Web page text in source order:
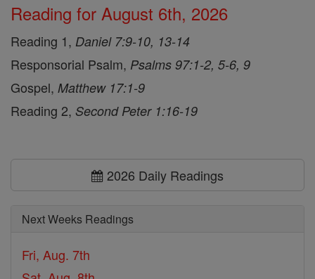
Reading for August 6th, 2026
Reading 1, Daniel 7:9-10, 13-14
Responsorial Psalm, Psalms 97:1-2, 5-6, 9
Gospel, Matthew 17:1-9
Reading 2, Second Peter 1:16-19
2026 Daily Readings
Next Weeks Readings
Fri, Aug. 7th